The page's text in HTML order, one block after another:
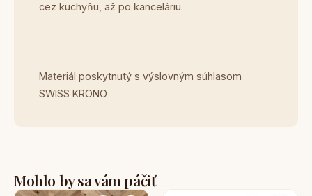
cez kuchyňu, až po kanceláriu.
Materiál poskytnutý s výslovným súhlasom
SWISS KRONO
Mohlo by sa vám páčiť